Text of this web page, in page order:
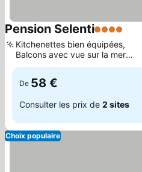
Pension Selenti4 Étoiles
Kitchenettes bien équipées,
Balcons avec vue sur la mer
disponibles
De 58 €
Consulter les prix de 2 sites
Choix populaire